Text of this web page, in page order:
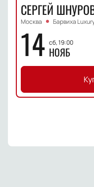
СЕРГЕЙ
Москва Барвиха
14 сб, 19:00
НОЯБ